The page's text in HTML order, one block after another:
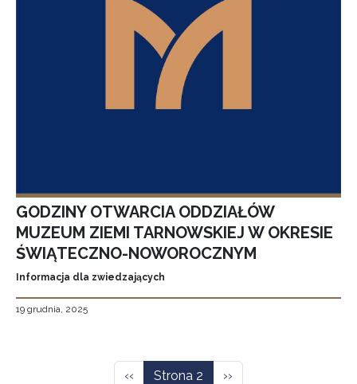
GODZINY OTWARCIA ODDZIAŁÓW
MUZEUM ZIEMI TARNOWSKIEJ W OKRESIE
ŚWIĄTECZNO-NOWOROCZNYM
Informacja dla zwiedzających
19 grudnia, 2025
Poprzednia strona
‹‹ Strona 2 Następna strona
››